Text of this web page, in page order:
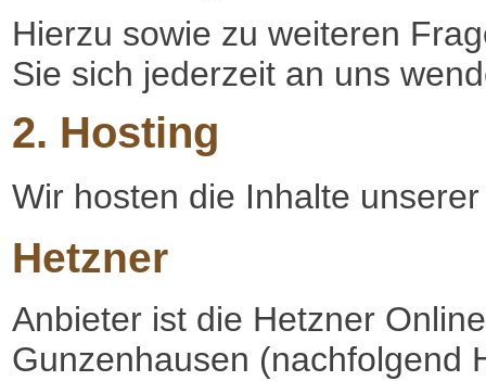
Hierzu sowie zu weiteren
Sie sich jederzeit an uns
2. Hosting
Wir hosten die Inhalte
Hetzner
Anbieter ist die Hetzner
Gunzenhausen (nachfolgend